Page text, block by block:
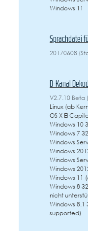
Windows 11
Sprachdatei
20170608
D-Kanal
V2.7.10 Beta
Linux (ab
OS X El
Windows 10
Windows 7
Windows
Windows
Windows
Windows
Windows 11
Windows 8
nicht
Windows 8.1
supported)